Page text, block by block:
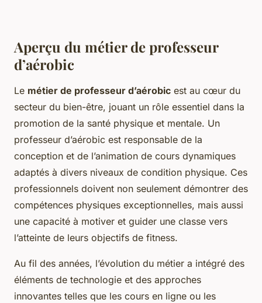
Aperçu du métier de professeur
d’aérobic
Le métier de professeur d’aérobic est au cœur du
secteur du bien-être, jouant un rôle essentiel dans la
promotion de la santé physique et mentale. Un
professeur d’aérobic est responsable de la
conception et de l’animation de cours dynamiques
adaptés à divers niveaux de condition physique. Ces
professionnels doivent non seulement démontrer des
compétences physiques exceptionnelles, mais aussi
une capacité à motiver et guider une classe vers
l’atteinte de leurs objectifs de fitness.
Au fil des années, l’évolution du métier a intégré des
éléments de technologie et des approches
innovantes telles que les cours en ligne ou les